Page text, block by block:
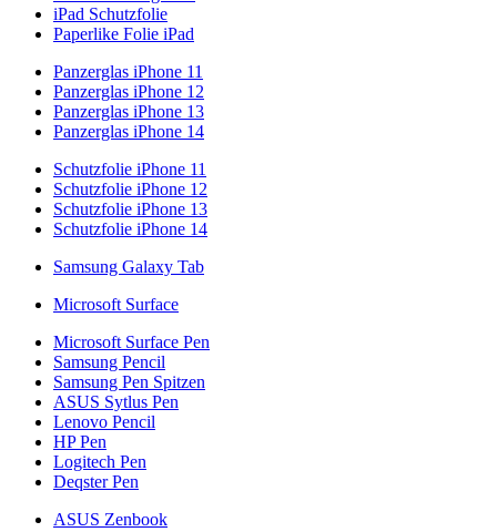
iPad Schutzfolie
Paperlike Folie iPad
Panzerglas iPhone 11
Panzerglas iPhone 12
Panzerglas iPhone 13
Panzerglas iPhone 14
Schutzfolie iPhone 11
Schutzfolie iPhone 12
Schutzfolie iPhone 13
Schutzfolie iPhone 14
Samsung Galaxy Tab
Microsoft Surface
Microsoft Surface Pen
Samsung Pencil
Samsung Pen Spitzen
ASUS Sytlus Pen
Lenovo Pencil
HP Pen
Logitech Pen
Deqster Pen
ASUS Zenbook